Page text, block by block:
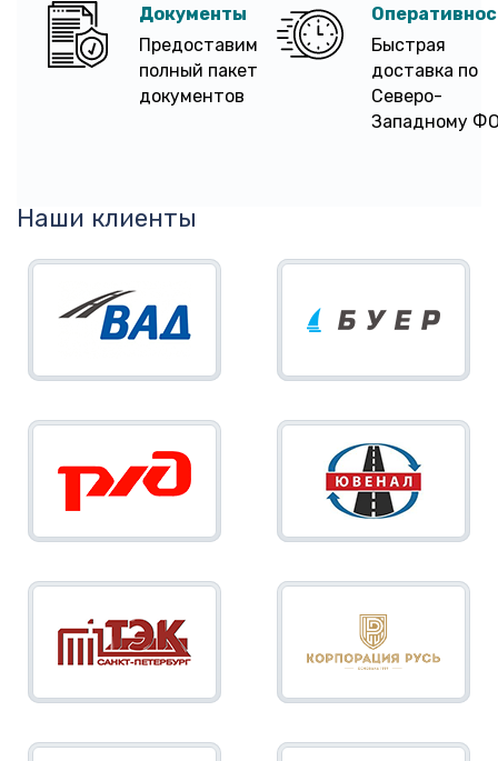
Документы
Предоставим
полный пакет
документов
Быстрая
доставка по
Северо-
Западному
Наши клиенты